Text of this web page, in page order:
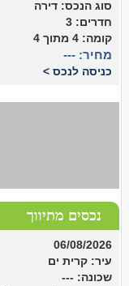
סוג הנכס: דירה
חדרים: 3
קומה: 4 מתוך 4
מחיר: ---
כניסה לנכס >
נכסים מתיווך
06/08/2026
עיר: קרית ים
שכונה: ---